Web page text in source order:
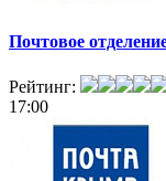
Почтовое
Рейтинг:
17:00